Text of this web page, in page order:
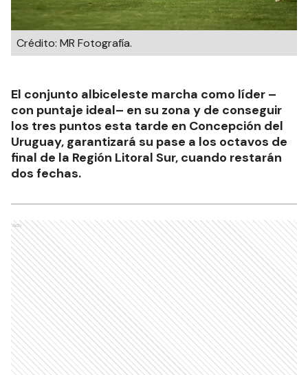
Crédito: MR Fotografía.
El conjunto albiceleste marcha como líder –
con puntaje ideal– en su zona y de conseguir
los tres puntos esta tarde en Concepción del
Uruguay, garantizará su pase a los octavos de
final de la Región Litoral Sur, cuando restarán
dos fechas.
Ads